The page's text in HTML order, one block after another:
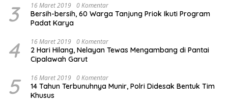
3 16 Maret 2019 0 Komentar
Bersih-bersih, 60 Warga Tanjung Priok Ikuti Program
Padat Karya
4 16 Maret 2019 0 Komentar
2 Hari Hilang, Nelayan Tewas Mengambang di Pantai
Cipalawah Garut
5 16 Maret 2019 0 Komentar
14 Tahun Terbunuhnya Munir, Polri Didesak Bentuk Tim
Khusus